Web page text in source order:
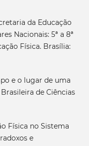
da Educação
Nacionais: 5ª a 8ª
Física. Brasília:
e o lugar de uma
de Ciências
Física no Sistema
e